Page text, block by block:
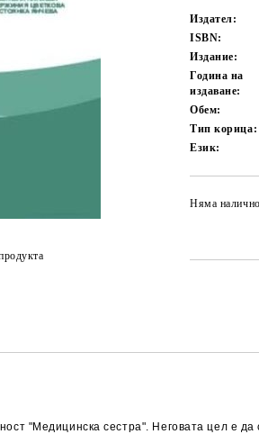
Издател:
ISBN:
Издание:
Година на
издаване:
Обем:
Тип корица:
Език:
Няма
"Медицинска сестра". Неговата цел е